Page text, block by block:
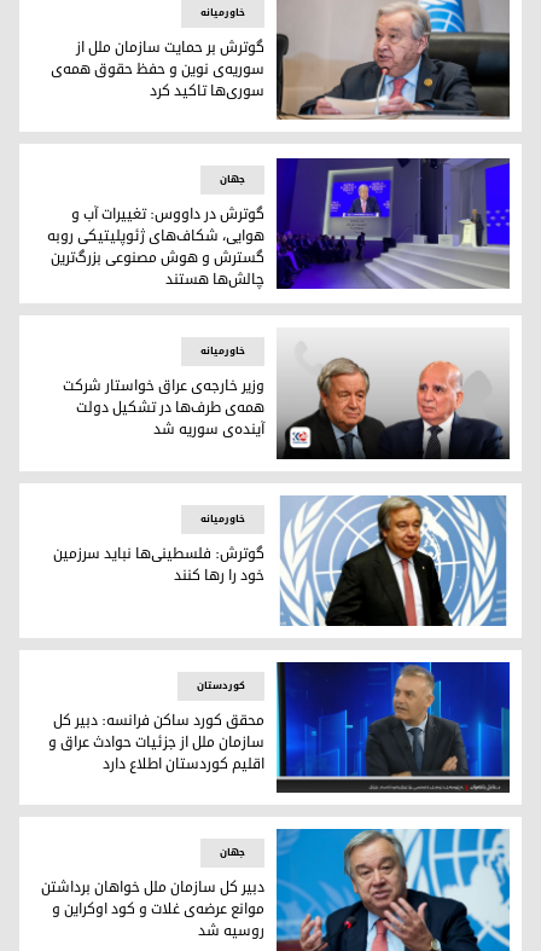
آنتونیو گوترش، دبیرکل سازمان ملل متحد
خاورمیانه
گوترش بر حمایت سازمان ملل از
سوریه‌ی نوین و حفظ حقوق همه‌‌ی
سوری‌ها تاکید کرد
آنتونیو گوترش در اجلاس جهانی داووس
جهان
گوترش در داووس: تغییرات آب و
هوایی، شکا‌ف‌های ژئوپلیتیکی روبه
گسترش و هوش مصنوعی بزرگ‌ترین
چالش‌ها هستند
وزیر خارجه‌ی عراق خواستار شرکت همه‌ی طرف‌ها در تشکیل
خاورمیانه
وزیر خارجه‌ی عراق خواستار شرکت
همه‌ی طرف‌ها در تشکیل دولت
آیند‌ه‌ی سوریه شد
آنتۆنیو گوترش، دبیرکل سازمان ملل متحد
خاورمیانه
گوترش: فلسطینی‌ها نباید سرزمین
خود را رها کنند
محقق کورد ساکن فرانسه: دبیر کل سازمان ملل از جزئیات
کوردستان
محقق کورد ساکن فرانسه: دبیر کل
سازمان ملل از جزئیات حوادث عراق و
اقلیم کوردستان اطلاع دارد
جهان
دبیر کل سازمان ملل خواهان برداشتن
موانع عرضه‌ی غلات و کود اوکراین و
روسیه شد